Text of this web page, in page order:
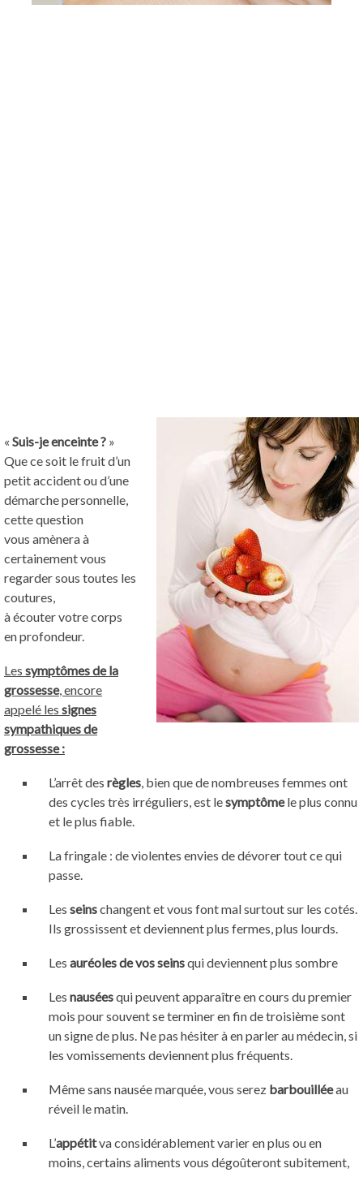
« Suis-je enceinte ? »
Que ce soit le fruit d’un
petit accident ou d’une
démarche personnelle,
cette question
vous amènera à
certainement vous
regarder sous toutes les
coutures,
à écouter votre corps
en profondeur.
Les symptômes de la
grossesse, encore
appelé les signes
sympathiques de
grossesse :
L’arrêt des règles, bien que de nombreuses femmes ont
des cycles très irréguliers, est lesymptômele plus connu
et le plus fiable.
La fringale : de violentes envies de dévorer tout ce qui
passe.
Les seinschangent et vous font mal surtout sur les cotés.
Ils grossissent et deviennent plus fermes, plus lourds.
Les auréoles de vos seinsqui deviennent plus sombre
Les nauséesqui peuvent apparaître en cours du premier
mois pour souvent se terminer en fin de troisième sont
un signe de plus. Ne pas hésiter à en parler au médecin, si
les vomissements deviennent plus fréquents.
Même sans nausée marquée, vous serez barbouilléeau
réveil le matin.
L’appétitva considérablement varier en plus ou en
moins, certains aliments vous dégoûteront subitement,